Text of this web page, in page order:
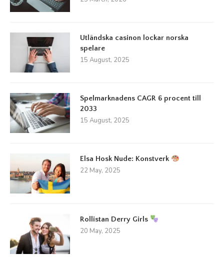
Utländska casinon lockar norska
spelare
15 August, 2025
Spelmarknadens CAGR 6 procent till
2033
15 August, 2025
Elsa Hosk Nude: Konstverk
22 May, 2025
Rollistan Derry Girls
20 May, 2025